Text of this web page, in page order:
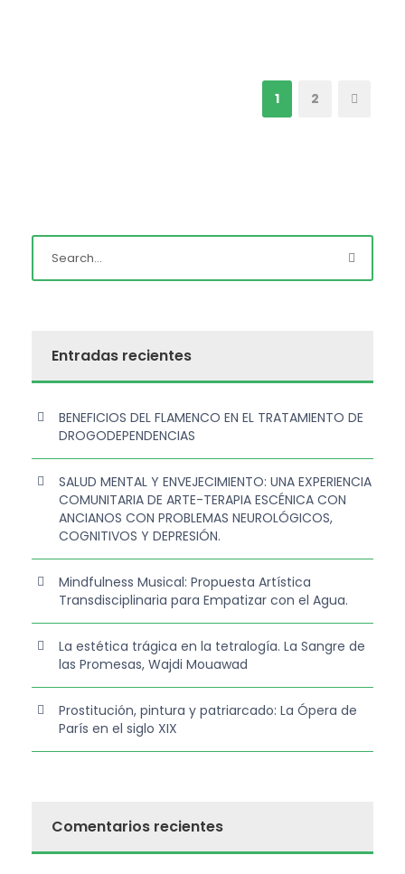
1 2
Entradas recientes
BENEFICIOS DEL FLAMENCO EN EL TRATAMIENTO DE
DROGODEPENDENCIAS
SALUD MENTAL Y ENVEJECIMIENTO: UNA EXPERIENCIA
COMUNITARIA DE ARTE-TERAPIA ESCÉNICA CON
ANCIANOS CON PROBLEMAS NEUROLÓGICOS,
COGNITIVOS Y DEPRESIÓN.
Mindfulness Musical: Propuesta Artística
Transdisciplinaria para Empatizar con el Agua.
La estética trágica en la tetralogía. La Sangre de
las Promesas, Wajdi Mouawad
Prostitución, pintura y patriarcado: La Ópera de
París en el siglo XIX
Comentarios recientes